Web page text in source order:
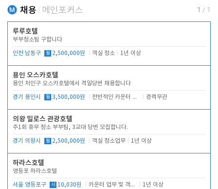
채용 메인포커스 1 / 1
루루호텔
부부청소팀 구합니다
인천 남동구 월 2,500,000원 객실 청소 1년 이상
용인 오스카호텔
용인 처인구 오스카호텔에서 격일당번 채용합니다
경기 용인시 월 3,500,000원 전반적인 카운터 업무 경력무관
의왕 밀로스 관광호텔
주1회 휴무 청소 부부팀, 3교대 당번 모집합니다.
경기 의왕시 월 2,500,000원 객실 청소업무 1년 이상
하라스호텔
영등포 하라스호텔
서울 영등포구 시 10,030원 카운터 업무 및 객실관리(청소상태 확인, 객실판매) 1년 이상